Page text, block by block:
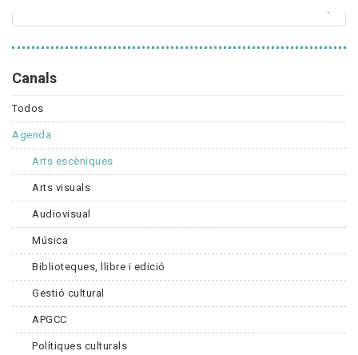
Canals
Todos
Agenda
Arts escèniques
Arts visuals
Audiovisual
Música
Biblioteques, llibre i edició
Gestió cultural
APGCC
Polítiques culturals